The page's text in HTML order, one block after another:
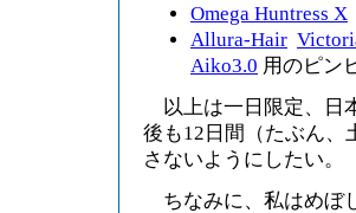
Omega Huntress X
Allura-Hair
Aiko3.0 用のピン
以上は一日限定、日
後も12日間（たぶん、
さないようにしたい。
ちなみに、私はめぼ